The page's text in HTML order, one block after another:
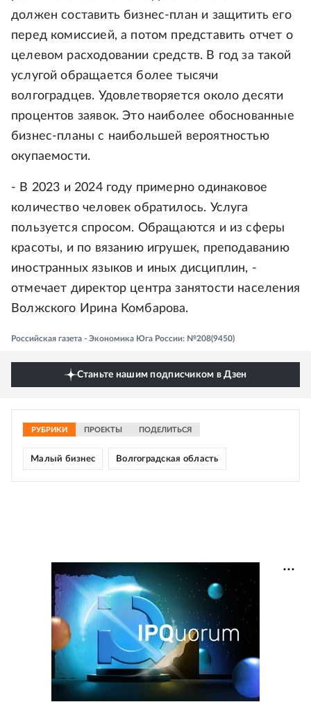
должен составить бизнес-план и защитить его
перед комиссией, а потом представить отчет о
целевом расходовании средств. В год за такой
услугой обращается более тысячи
волгоградцев. Удовлетворяется около десяти
процентов заявок. Это наиболее обоснованные
бизнес-планы с наибольшей вероятностью
окупаемости.
- В 2023 и 2024 году примерно одинаковое
количество человек обратилось. Услуга
пользуется спросом. Обращаются и из сферы
красоты, и по вязанию игрушек, преподаванию
иностранных языков и иных дисциплин, -
отмечает директор центра занятости населения
Волжского Ирина Комбарова.
Российская газета - Экономика Юга России: №208(9450)
Станьте нашим подписчиком в Дзен
РУБРИКИ ПРОЕКТЫ ПОДЕЛИТЬСЯ
Малый бизнес Волгоградская область